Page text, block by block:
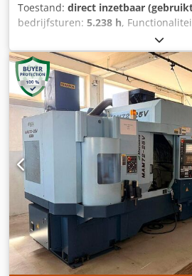
Toestand: direct inzetbaar
bedrijfsturen: 5.238 h,
120007
X-as:1.200 mm, verplaatsing Y-as:
verplaatsingsafstand Z-as:750 mm,
Heidenhain TNC530, spilsnelheid
minimale prijs – gegarandeerde
bod! TECHNISCHE GEGEVENS
Verplaatsing Y-as: 700 mm
Spindelsnelheid: 8.000 omw/min
Besturingsmodel: Heidenhain TNC
400 V / 50 Hz Besturingsspanning:
Nominale stroom: 50 A
Aezpwyksnwswa Bedrijfstijden
Inschakeltijden besturing: 17.705